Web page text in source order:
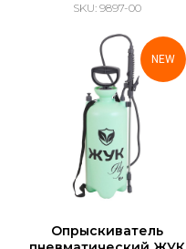
SKU: 9897-00
NEW
Опрыскиватель